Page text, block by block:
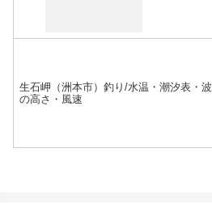
生石岬（洲本市）釣り/水温・潮汐表・波
の高さ・風速